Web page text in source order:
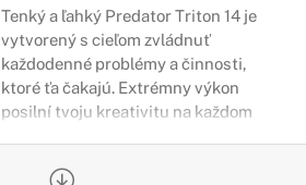
Tenký a ľahký Predator Triton 14 je
vytvorený s cieľom zvládnuť
každodenné problémy a činnosti,
ktoré ťa čakajú. Extrémny výkon
posilní tvoju kreativitu na každom